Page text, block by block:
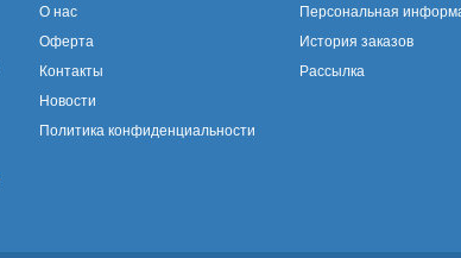
О нас
Оферта
Контакты
Новости
Политика конфиденциальности
Персональная
История заказов
Рассылка